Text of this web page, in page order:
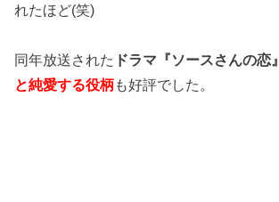
れたほど(笑)
同年放送された ドラマ『ソースさんの恋』
と純愛する役柄も好評でした。